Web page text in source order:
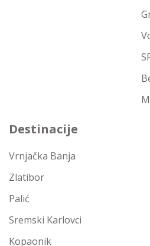
Destinacije
Vrnjačka Banja
Zlatibor
Palić
Sremski Karlovci
Kopaonik